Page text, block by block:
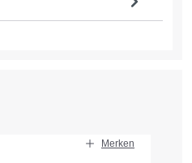
Merken